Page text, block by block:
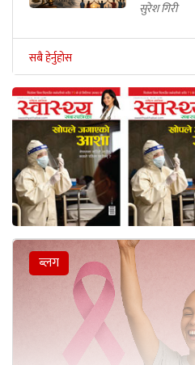
सुरेश गिरी
सबै हेर्नुहोस
ब्लग